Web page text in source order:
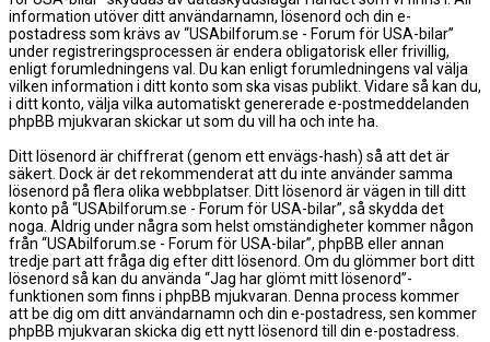
information utöver ditt användarnamn, lösenord och din e-
postadress som krävs av “USAbilforum.se - Forum för USA-bilar”
under registreringsprocessen är endera obligatorisk eller frivillig,
enligt forumledningens val. Du kan enligt forumledningens val välja
vilken information i ditt konto som ska visas publikt. Vidare så kan du,
i ditt konto, välja vilka automatiskt genererade e-postmeddelanden
phpBB mjukvaran skickar ut som du vill ha och inte ha.
Ditt lösenord är chiffrerat (genom ett envägs-hash) så att det är
säkert. Dock är det rekommenderat att du inte använder samma
lösenord på flera olika webbplatser. Ditt lösenord är vägen in till ditt
konto på “USAbilforum.se - Forum för USA-bilar”, så skydda det
noga. Aldrig under några som helst omständigheter kommer någon
från “USAbilforum.se - Forum för USA-bilar”, phpBB eller annan
tredje part att fråga dig efter ditt lösenord. Om du glömmer bort ditt
lösenord så kan du använda “Jag har glömt mitt lösenord”-
funktionen som finns i phpBB mjukvaran. Denna process kommer
att be dig om ditt användarnamn och din e-postadress, sen kommer
phpBB mjukvaran skicka dig ett nytt lösenord till din e-postadress.